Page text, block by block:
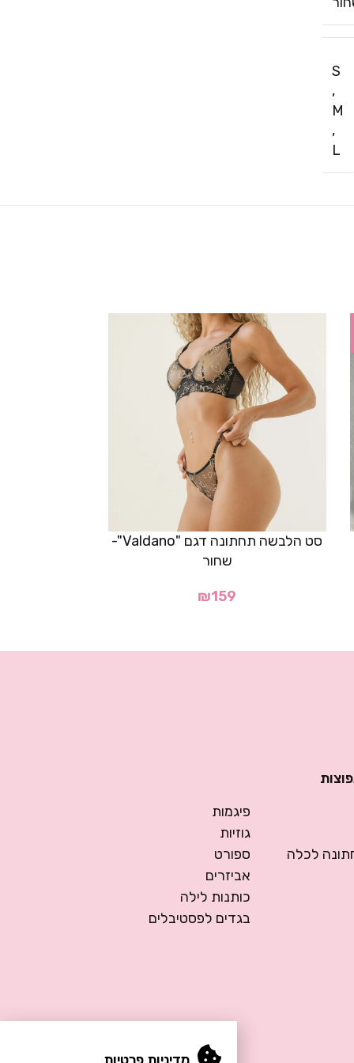
S
,
M
,
L
סט הלבשה תחתונה דגם "Valdano"-
שחור
₪159
לכלה
פיגמות
גוזיות
ספורט
אביזרים
כותנות לילה
בגדים לפסטיבלים
מדיניות פרטיות